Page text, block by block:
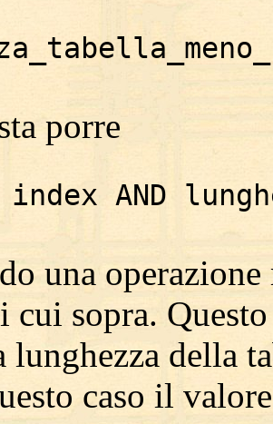
porre
AND
una
cui sopra.
lunghezza della
caso il